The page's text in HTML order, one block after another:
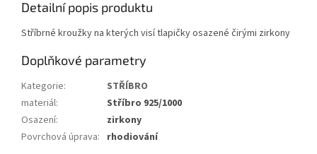
Detailní popis produktu
Stříbrné kroužky na kterých visí tlapičky osazené čirými zirkony
Doplňkové parametry
Kategorie:
STŘÍBRO
materiál:
Stříbro 925/1000
Osazení:
zirkony
Povrchová úprava: rhodiování